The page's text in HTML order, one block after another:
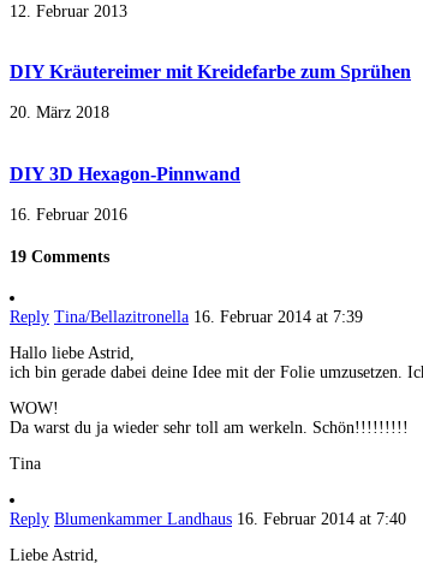
12. Februar 2013
DIY Kräutereimer mit Kreidefarbe zum Sprühen
20. März 2018
DIY 3D Hexagon-Pinnwand
16. Februar 2016
19 Comments
Reply Tina/Bellazitronella 16. Februar 2014 at 7:39
Hallo liebe Astrid,
ich bin gerade dabei deine Idee mit der Folie umzusetzen.
WOW!
Da warst du ja wieder sehr toll am werkeln. Schön!!!!!!!!!
Tina
Reply Blumenkammer Landhaus 16. Februar 2014 at 7:40
Liebe Astrid,